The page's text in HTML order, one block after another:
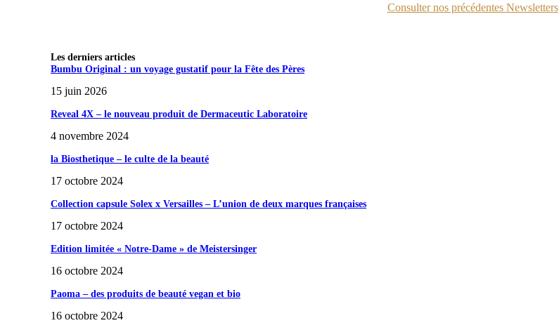
Consulter nos précédentes Newsletters
Les derniers articles
Bumbu Original : un voyage gustatif pour la Fête des Pères
15 juin 2026
Reveal 4X – le nouveau produit de Dermaceutic Laboratoire
4 novembre 2024
la Biosthetique – le culte de la beauté
17 octobre 2024
Collection capsule Solex x Versailles – L’union de deux marques françaises
17 octobre 2024
Edition limitée « Notre-Dame » de Meistersinger
16 octobre 2024
Paoma – des produits de beauté vegan et bio
16 octobre 2024